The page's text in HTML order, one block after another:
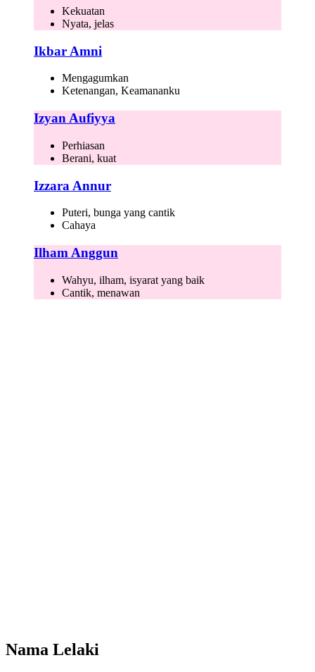
Kekuatan
Nyata, jelas
Ikbar Amni
Mengagumkan
Ketenangan, Keamananku
Izyan Aufiyya
Perhiasan
Berani, kuat
Izzara Annur
Puteri, bunga yang cantik
Cahaya
Ilham Anggun
Wahyu, ilham, isyarat yang baik
Cantik, menawan
Nama Lelaki